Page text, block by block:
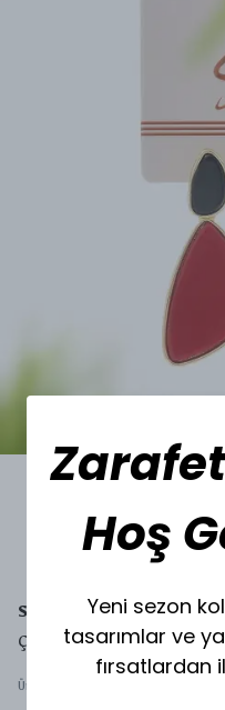
SESİ
ÇELİK KÜPE
Ürün Kodu
Hoş
Yeni sezon
tasarımlar ve
fırsatlardan